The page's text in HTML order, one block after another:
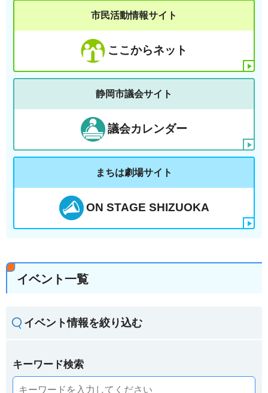
市民活動情報サイト
ここからネット
静岡市議会サイト
議会カレンダー
まちは劇場サイト
ON STAGE SHIZUOKA
イベント一覧
イベント情報を絞り込む
キーワード検索